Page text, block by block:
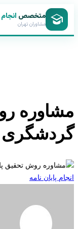
متخصص
مشاوران تهران
مشاوره
گردشگری
انجام پایان نامه